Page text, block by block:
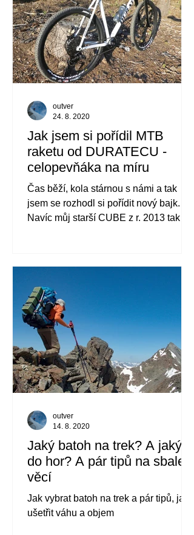
Jak jsem si pořídil MTB
raketu od DURATECU -
celopevňáka na míru
Čas běží, kola stárnou s námi a tak
jsem se rozhodl si pořídit nový bajk.
Navíc můj starší CUBE z r. 2013 tak
outver
24. 8. 2020
Jaký batoh na trek? A jaký
do hor? A pár tipů na sbalení
věcí
Jak vybrat batoh na trek a pár tipů, jak
ušetřit váhu a objem
outver
14. 8. 2020